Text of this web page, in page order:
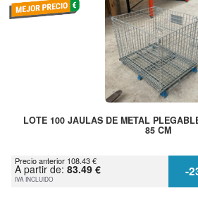
LOTE 100 JAULAS DE METAL
85 CM
Precio anterior 108.43 €
A partir de: 83.49 €
IVA INCLUIDO -